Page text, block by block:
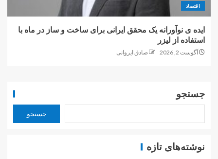
اقتصاد
ایده ی نوآورانه یک محقق ایرانی برای ساخت و ساز در ماه با
استفاده از لیزر
آگوست 2, 2026 صادق ایروانی
جستجو
جستجو
نوشته‌های تازه